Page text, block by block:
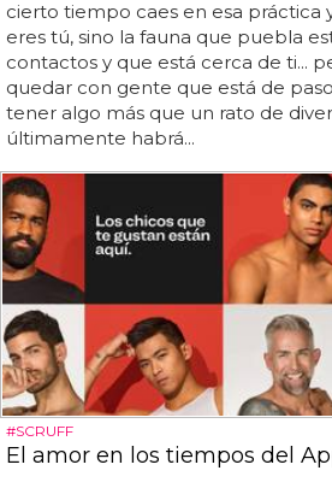
cierto tiempo caes en esa práctica
eres tú, sino la fauna que puebla
contactos y que está cerca de ti...
quedar con gente que está de
tener algo más que un rato de
últimamente habrá...
#SCRUFF
El amor en los tiempos del